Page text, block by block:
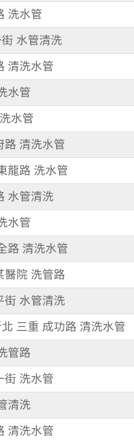
洗水管
水管清洗
清洗水管
水管
水管
路 清洗水管
龍路 洗水管
水管清洗
水管
路 清洗水管
醫院 洗管路
街 水管清洗
三重 成功路 清洗水管
管路
街 洗水管
清洗
清洗水管